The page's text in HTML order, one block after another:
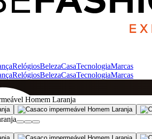
RelógiosBelezaCasaTecnologiaMarcas
RelógiosBelezaCasaTecnologiaMarcas
Homem Laranja